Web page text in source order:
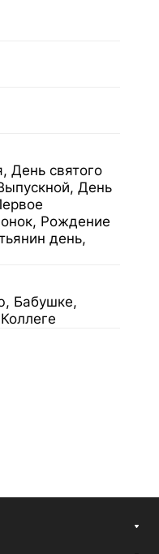
День святого
День
Рождение
день,
Бабушке,